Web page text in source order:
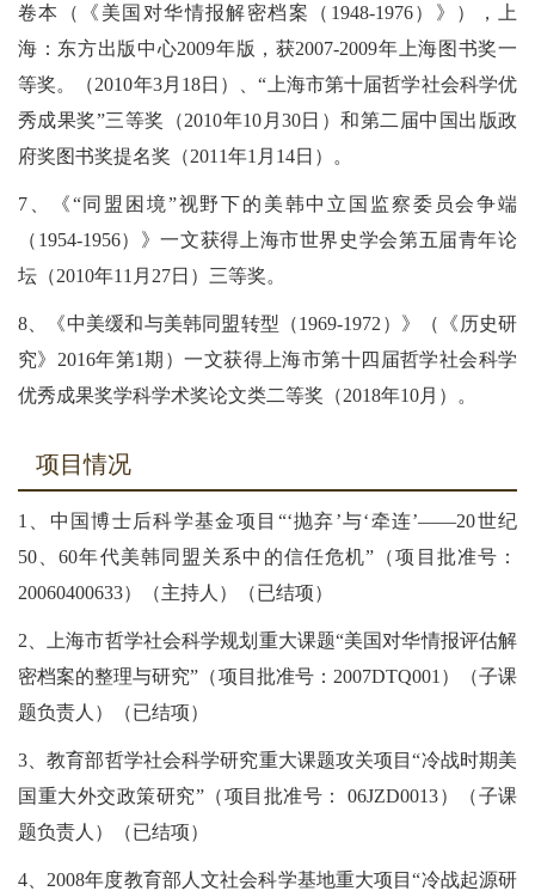
卷本（《美国对华情报解密档案（1948-1976）》），上
海：东方出版中心2009年版，获2007-2009年上海图书奖一
等奖。（2010年3月18日）、“上海市第十届哲学社会科学优
秀成果奖”三等奖（2010年10月30日）和第二届中国出版政
府奖图书奖提名奖（2011年1月14日）。
7、《“同盟困境”视野下的美韩中立国监察委员会争端
（1954-1956）》一文获得上海市世界史学会第五届青年论
坛（2010年11月27日）三等奖。
8、《中美缓和与美韩同盟转型（1969-1972）》（《历史研
究》2016年第1期）一文获得上海市第十四届哲学社会科学
优秀成果奖学科学术奖论文类二等奖（2018年10月）。
项目情况
1、中国博士后科学基金项目“‘抛弃’与‘牵连’——20世纪
50、60年代美韩同盟关系中的信任危机”（项目批准号：
20060400633）（主持人）（已结项）
2、上海市哲学社会科学规划重大课题“美国对华情报评估解
密档案的整理与研究”（项目批准号：2007DTQ001）（子课
题负责人）（已结项）
3、教育部哲学社会科学研究重大课题攻关项目“冷战时期美
国重大外交政策研究”（项目批准号： 06JZD0013）（子课
题负责人）（已结项）
4、2008年度教育部人文社会科学基地重大项目“冷战起源研